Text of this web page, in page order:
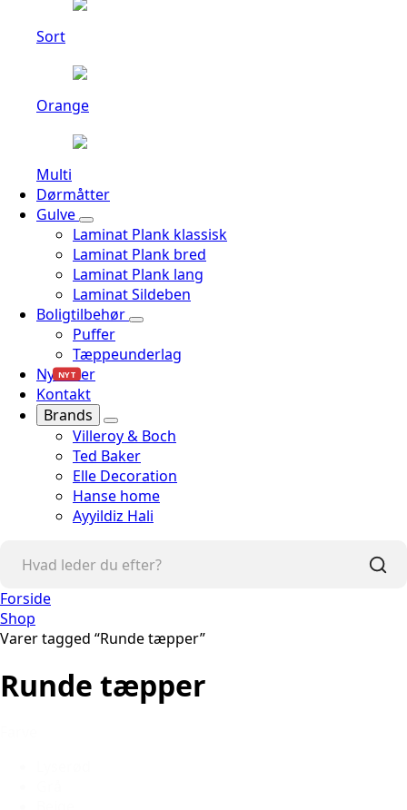
Sort
Orange
Multi
Dørmåtter
Gulve
Laminat Plank klassisk
Laminat Plank bred
Laminat Plank lang
Laminat Sildeben
Boligtilbehør
Puffer
Tæppeunderlag
Nyheder
NYT
Kontakt
Brands
Villeroy & Boch
Ted Baker
Elle Decoration
Hanse home
Ayyildiz Hali
Forside
Shop
Varer tagged “Runde tæpper”
Runde tæpper